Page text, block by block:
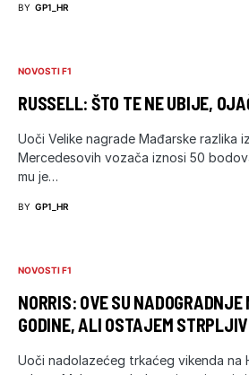
BY GP1_HR
NOVOSTI F1
RUSSELL: ŠTO TE NE UBIJE,
Uoči Velike nagrade Mađarske razlika
Mercedesovih vozača iznosi 50
mu je…
BY GP1_HR
NOVOSTI F1
NORRIS: OVE SU
GODINE, ALI OSTAJEM STRPLJIV
Uoči nadolazećeg trkaćeg vikenda na